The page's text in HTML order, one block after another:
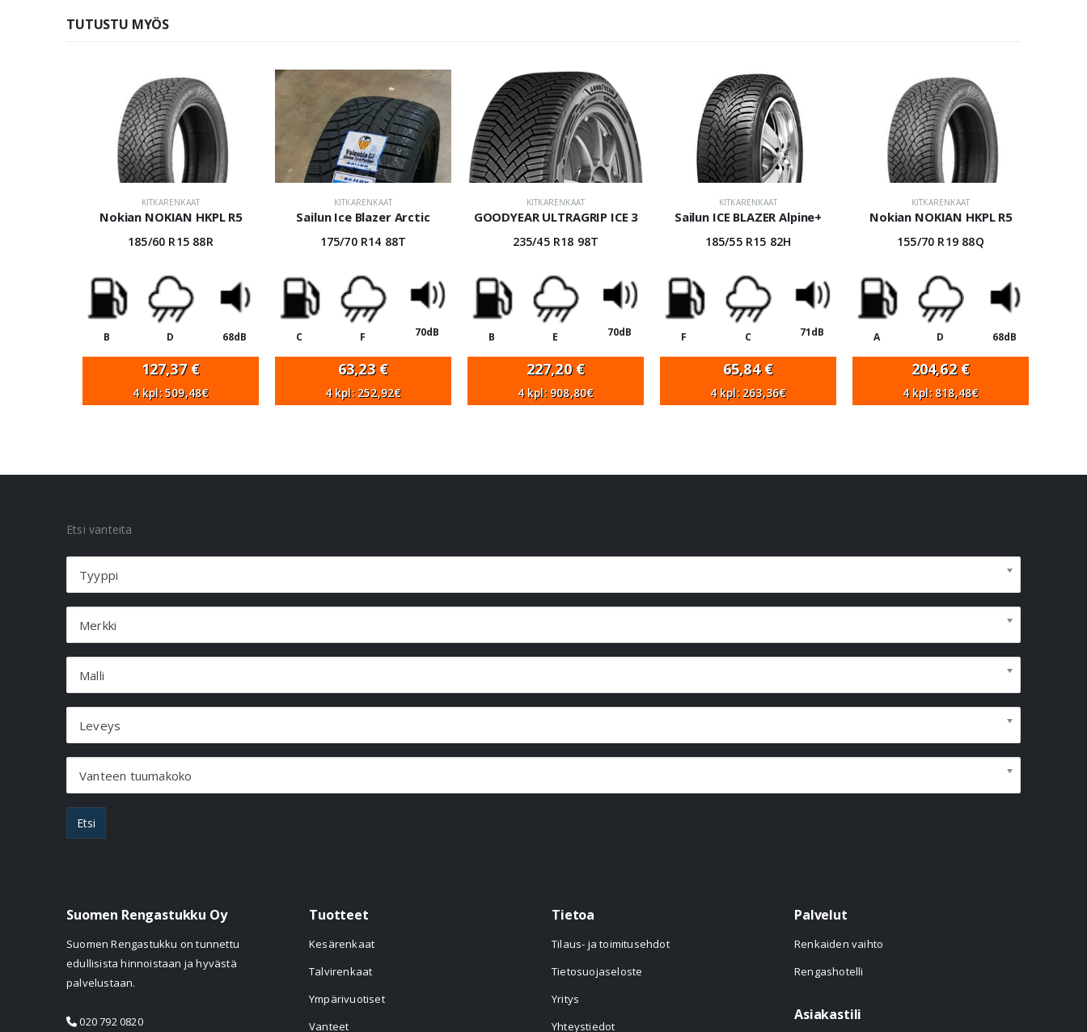
TUTUSTU MYÖS
KITKARENKAAT
Nokian NOKIAN HKPL R5
185/60 R15 88R
B D 68dB
127,37 €
4 kpl: 509,48€
KITKARENKAAT
Sailun Ice Blazer Arctic
175/70 R14 88T
C F 70dB
63,23 €
4 kpl: 252,92€
KITKARENKAAT
GOODYEAR ULTRAGRIP ICE 3
235/45 R18 98T
B E 70dB
227,20 €
4 kpl: 908,80€
KITKARENKAAT
Sailun ICE BLAZER Alpine+
185/55 R15 82H
F C 71dB
65,84€
4 kpl: 263,36€
KITKARENKAAT
Nokian NOKIAN HKPL R5
155/70 R19 88Q
A D 68dB
204,62 €
4 kpl: 818,48€
Etsi vanteita
Tyyppi
Merkki
Malli
Leveys
Vanteen tuumakoko
Etsi
Suomen Rengastukku Oy
Suomen Rengastukku on tunnettu
edullisista hinnoistaan ja hyvästä
palvelustaan.
020 792 0820
Tuotteet
Kesärenkaat
Talvirenkaat
Ympärivuotiset
Vanteet
Tietoa
Tilaus- ja toimitusehdot
Tietosuojaseloste
Yritys
Yhteystiedot
Palvelut
Renkaiden vaihto
Rengashotelli
Asiakastili